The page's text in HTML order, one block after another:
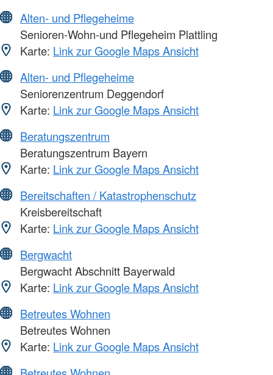
Alten- und Pflegeheime
Senioren-Wohn-und Pflegeheim Plattling
Karte: Link zur Google Maps Ansicht
Alten- und Pflegeheime
Seniorenzentrum Deggendorf
Karte: Link zur Google Maps Ansicht
Beratungszentrum
Beratungszentrum Bayern
Karte: Link zur Google Maps Ansicht
Bereitschaften / Katastrophenschutz
Kreisbereitschaft
Karte: Link zur Google Maps Ansicht
Bergwacht
Bergwacht Abschnitt Bayerwald
Karte: Link zur Google Maps Ansicht
Betreutes Wohnen
Betreutes Wohnen
Karte: Link zur Google Maps Ansicht